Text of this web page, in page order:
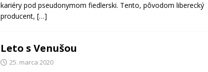
kariéry pod pseudonymom fiedlerski. Tento, pôvodom liberecký
producent, […]
Leto s Venušou
25. marca 2020